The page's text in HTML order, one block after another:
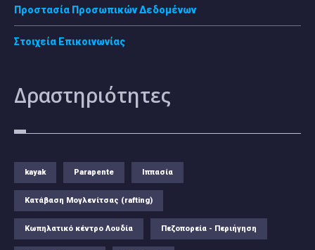
Προστασία Προσωπικών Δεδομένων
Στοιχεία Επικοινωνίας
Δραστηριότητες
kayak Parapente Ιππασία
Κατάβαση Μογλενίτσας (rafting)
Κωπηλατικό κέντρο Λουδία Πεζοπορεία - Περιήγηση